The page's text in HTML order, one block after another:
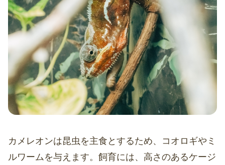
カメレオンは昆虫を主食とするため、コオロギやミ
ルワームを与えます。飼育には、高さのあるケージ